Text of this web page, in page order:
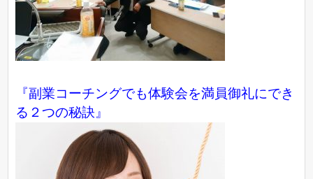
『副業コーチングでも体験会を満員御礼にでき
る２つの秘訣』